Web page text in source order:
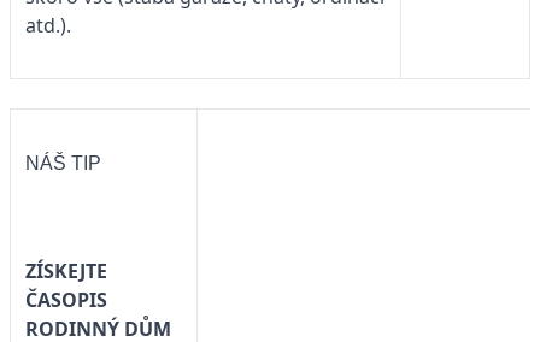
atd.).
NÁŠ TIP
ZÍSKEJTE
ČASOPIS
RODINNÝ DŮM